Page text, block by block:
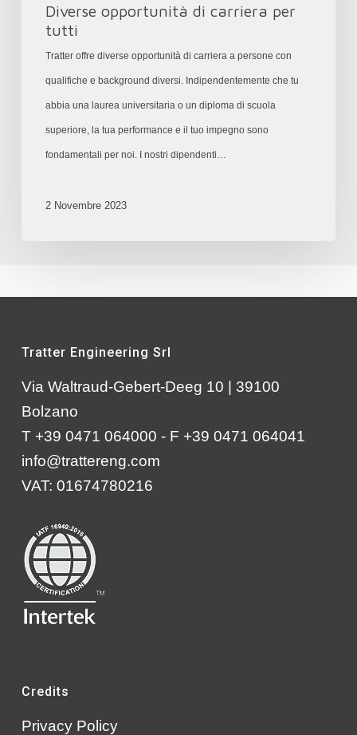
Diverse opportunità di carriera per
tutti
Tratter offre diverse opportunità di carriera a persone con
qualifiche e background diversi. Indipendentemente che tu
abbia una laurea universitaria o un diploma di scuola
superiore, la tua performance e il tuo impegno sono
fondamentali per noi. I nostri dipendenti…
2 Novembre 2023
Tratter Engineering Srl
Via Waltraud-Gebert-Deeg 10 | 39100
Bolzano
T +39 0471 064000 - F +39 0471 064041
info@trattereng.com
VAT: 01674780216
Credits
Privacy Policy